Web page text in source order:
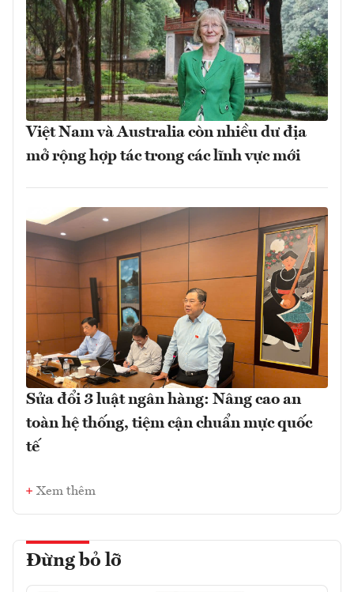
Việt Nam và Australia còn nhiều dư địa
mở rộng hợp tác trong các lĩnh vực mới
Sửa đổi 3 luật ngân hàng: Nâng cao an
toàn hệ thống, tiệm cận chuẩn mực quốc
tế
Xem thêm
Đừng bỏ lỡ